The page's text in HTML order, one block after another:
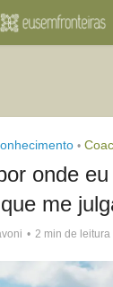
•
onde
me
2 min de leitura